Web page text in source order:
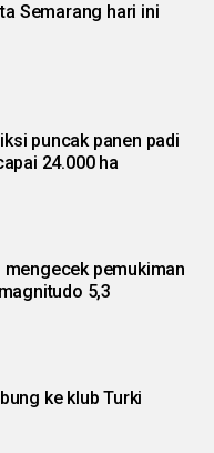
Semarang hari ini
puncak panen padi
24.000 ha
mengecek pemukiman
5,3
ke klub Turki